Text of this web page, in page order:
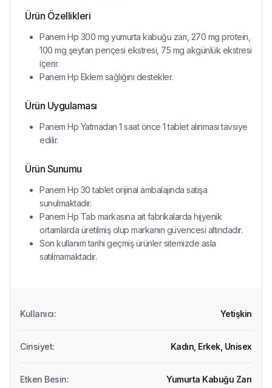
Ürün Özellikleri
Panem Hp 300 mg yumurta kabuğu zarı, 270 mg protein,
100 mg şeytan pençesi ekstresi, 75 mg akgünlük ekstresi
içerir.
Panem Hp Eklem sağlığını destekler.
Ürün Uygulaması
Panem Hp Yatmadan 1 saat önce 1 tablet alınması tavsiye
edilir.
Ürün Sunumu
Panem Hp 30 tablet orijinal ambalajında satışa
sunulmaktadır.
Panem Hp Tab markasına ait fabrikalarda hijyenik
ortamlarda üretilmiş olup markanın güvencesi altındadır.
Son kullanım tarihi geçmiş ürünler sitemizde asla
satılmamaktadır.
Kullanıcı: Yetişkin
Cinsiyet: Kadın, Erkek, Unisex
Etken Besin: Yumurta Kabuğu Zarı